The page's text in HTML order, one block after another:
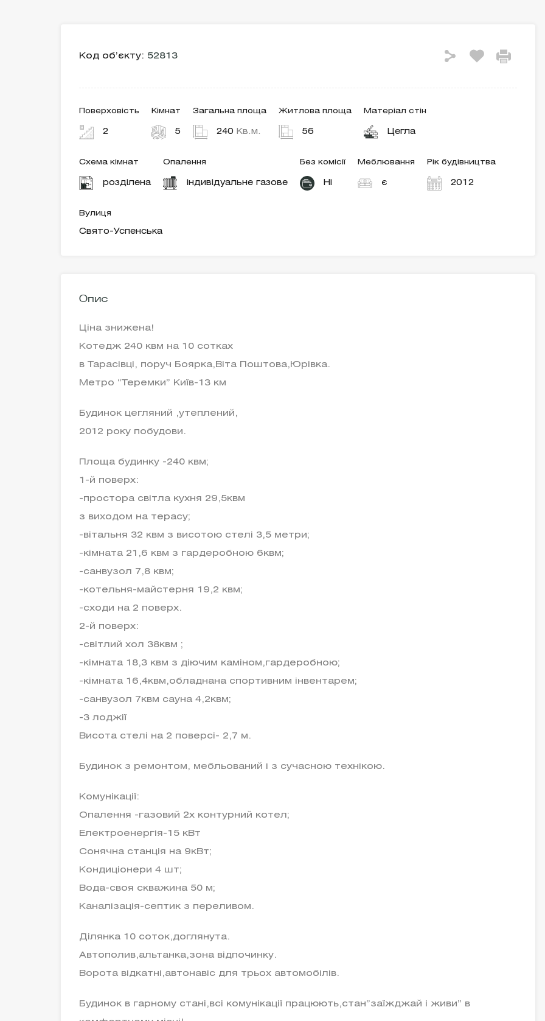
Код об’єкту: 52813
Поверховість
2
Кімнат
5
Загальна площа
240 Кв.м.
Житлова площа
56
Матеріал стін
Цегла
Схема кімнат
розділена
Опалення
індивідуальне газове
Без комісії
Ні
Меблювання
є
Рік будівництва
2012
Вулиця
Свято-Успенська
Опис
Ціна знижена!
Котедж 240 квм на 10 сотках
в Тарасівці, поруч Боярка,Віта Поштова,Юрівка.
Метро “Теремки” Київ-13 км
Будинок цегляний ,утеплений,
2012 року побудови.
Площа будинку -240 квм;
1-й поверх:
-простора світла кухня 29,5квм
з виходом на терасу;
-вітальня 32 квм з висотою стелі 3,5 метри;
-кімната 21,6 квм з гардеробною 6квм;
-санвузол 7,8 квм;
-котельня-майстерня 19,2 квм;
-сходи на 2 поверх.
2-й поверх:
-світлий хол 38квм ;
-кімната 18,3 квм з діючим каміном,гардеробною;
-кімната 16,4квм,обладнана спортивним інвентарем;
-санвузол 7квм сауна 4,2квм;
-3 лоджії
Висота стелі на 2 поверсі- 2,7 м.
Будинок з ремонтом, мебльований і з сучасною технікою.
Комунікації:
Опалення -газовий 2х контурний котел;
Електроенергія-15 кВт
Сонячна станція на 9кВт;
Кондиціонери 4 шт;
Вода-своя скважина 50 м;
Каналізація-септик з переливом.
Ділянка 10 соток,доглянута.
Автополив,альтанка,зона відпочинку.
Ворота відкатні,автонавіс для трьох автомобілів.
Будинок в гарному стані,всі комунікації працюють,стан”заїжджай і живи” в